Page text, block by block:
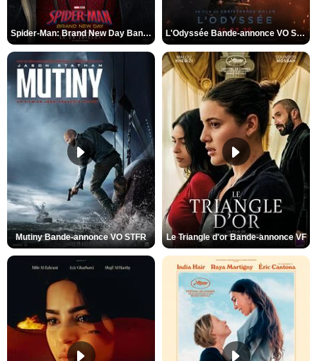
Spider-Man: Brand New Day Bande-annonce VO STFR L'Odyssée Bande-annonce VO STFR
Mutiny Bande-annonce VO STFR Le Triangle d'or Bande-annonce VF